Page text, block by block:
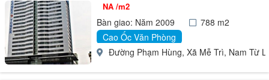
NA /m2
Bàn giao: Năm 2009
788 m2
Cao Ốc Văn Phòng
Đường Phạm Hùng, Xã Mễ Trì, Nam Từ